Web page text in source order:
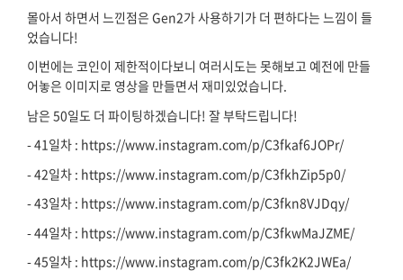
몰아서 하면서 느낀점은 Gen2가 사용하기가 더 편하다는 느낌이 들
었습니다!
이번에는 코인이 제한적이다보니 여러시도는 못해보고 예전에 만들
어놓은 이미지로 영상을 만들면서 재미있었습니다.
남은 50일도 더 파이팅하겠습니다! 잘 부탁드립니다!
- 41일차 : https://www.instagram.com/p/C3fkaf6JOPr/
- 42일차 : https://www.instagram.com/p/C3fkhZip5p0/
- 43일차 : https://www.instagram.com/p/C3fkn8VJDqy/
- 44일차 : https://www.instagram.com/p/C3fkwMaJZME/
- 45일차 : https://www.instagram.com/p/C3fk2K2JWEa/